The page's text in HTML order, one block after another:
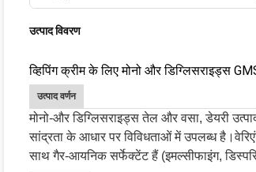
उत्पाद विवरण
व्हिपिंग क्रीम के लिए मोनो और डिग्लिसराइड्स
उत्पाद वर्णन
मोनो-और डिग्लिसराइड्स तेल और वसा, डेयरी
सांद्रता के आधार पर विविधताओं में उपलब्ध
साथ गैर-आयनिक सर्फेक्टेंट हैं (इमल्सीफाइंग,